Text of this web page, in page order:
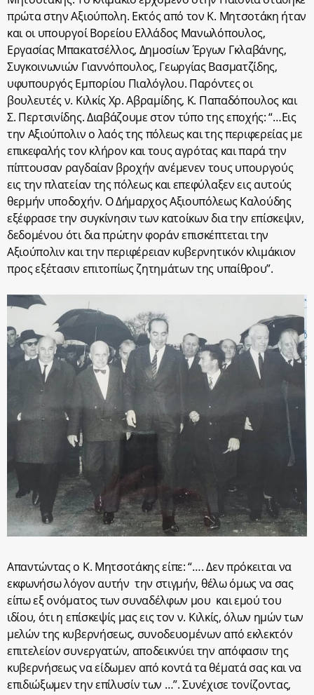
πρώτα στην Αξιούπολη. Εκτός από τον Κ. Μητσοτάκη ήταν
και οι υπουργοί Βορείου Ελλάδος Μανωλόπουλος,
Εργασίας Μπακατσέλλος, Δημοσίων Έργων Γκλαβάνης,
Συγκοινωνιών Γιαννόπουλος, Γεωργίας Βασματζίδης,
υφυπουργός Εμπορίου Πιαλόγλου. Παρόντες οι
βουλευτές ν. Κιλκίς Χρ. Αβραμίδης, Κ. Παπαδόπουλος και
Σ. Περτσινίδης. Διαβάζουμε στον τύπο της εποχής: “…Εις
την Αξιούπολιν ο λαός της πόλεως και της περιφερείας με
επικεφαλής τον κλήρον και τους αγρότας και παρά την
πίπτουσαν ραγδαίαν βροχήν ανέμενεν τους υπουργούς
εις την πλατείαν της πόλεως και επεφύλαξεν εις αυτούς
θερμήν υποδοχήν. Ο Δήμαρχος Αξιουπόλεως Καλούδης
εξέφρασε την συγκίνησιν των κατοίκων δια την επίσκεψιν,
δεδομένου ότι δια πρώτην φοράν επισκέπτεται την
Αξιούπολιν και την περιφέρειαν κυβερνητικόν κλιμάκιον
προς εξέτασιν επιτοπίως ζητημάτων της υπαίθρου”.
Απαντώντας ο Κ. Μητσοτάκης είπε: “…. Δεν πρόκειται να
εκφωνήσω λόγον αυτήν την στιγμήν, θέλω όμως να σας
είπω εξ ονόματος των συναδέλφων μου και εμού του
ιδίου, ότι η επίσκεψίς μας εις τον ν. Κιλκίς, όλων ημών των
μελών της κυβερνήσεως, συνοδευομένων από εκλεκτόν
επιτελείον συνεργατών, αποδεικνύει την απόφασιν της
κυβερνήσεως να είδωμεν από κοντά τα θέματά σας και να
επιδιώξωμεν την επίλυσίν των …”. Συνέχισε τονίζοντας,